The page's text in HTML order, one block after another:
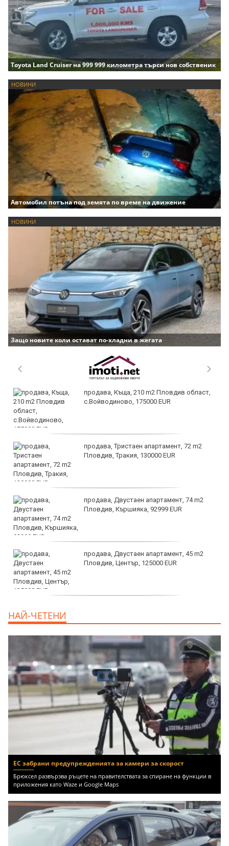
Toyota Land Cruiser на 999 999 километра търси нов собственик
НОВИНИ
Автомобил потъна под земята по време на движение
НОВИНИ
Защо новите коли остават по-хладни в жегата
продава, Къща, 210 m2 Пловдив област,
с.Войводиново, 175000 EUR
продава, Тристаен апартамент, 72 m2
Пловдив, Тракия, 130000 EUR
продава, Двустаен апартамент, 74 m2
Пловдив, Кършияка, 92999 EUR
продава, Двустаен апартамент, 45 m2
Пловдив, Център, 125000 EUR
НАЙ-ЧЕТЕНИ
ЕС забрани предупрежденията за камери за скорост
Брюксел развързва ръцете на правителствата за спиране на функции в
приложения като Waze и Google Maps